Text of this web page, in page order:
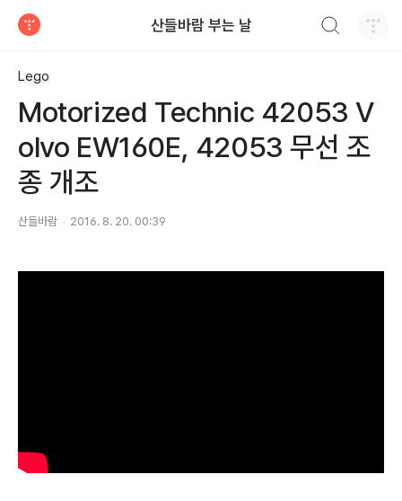
산들바람 부는 날
Lego
Motorized Technic 42053 V
olvo EW160E, 42053 무선 조
종 개조
산들바람 2016. 8. 20. 00:39